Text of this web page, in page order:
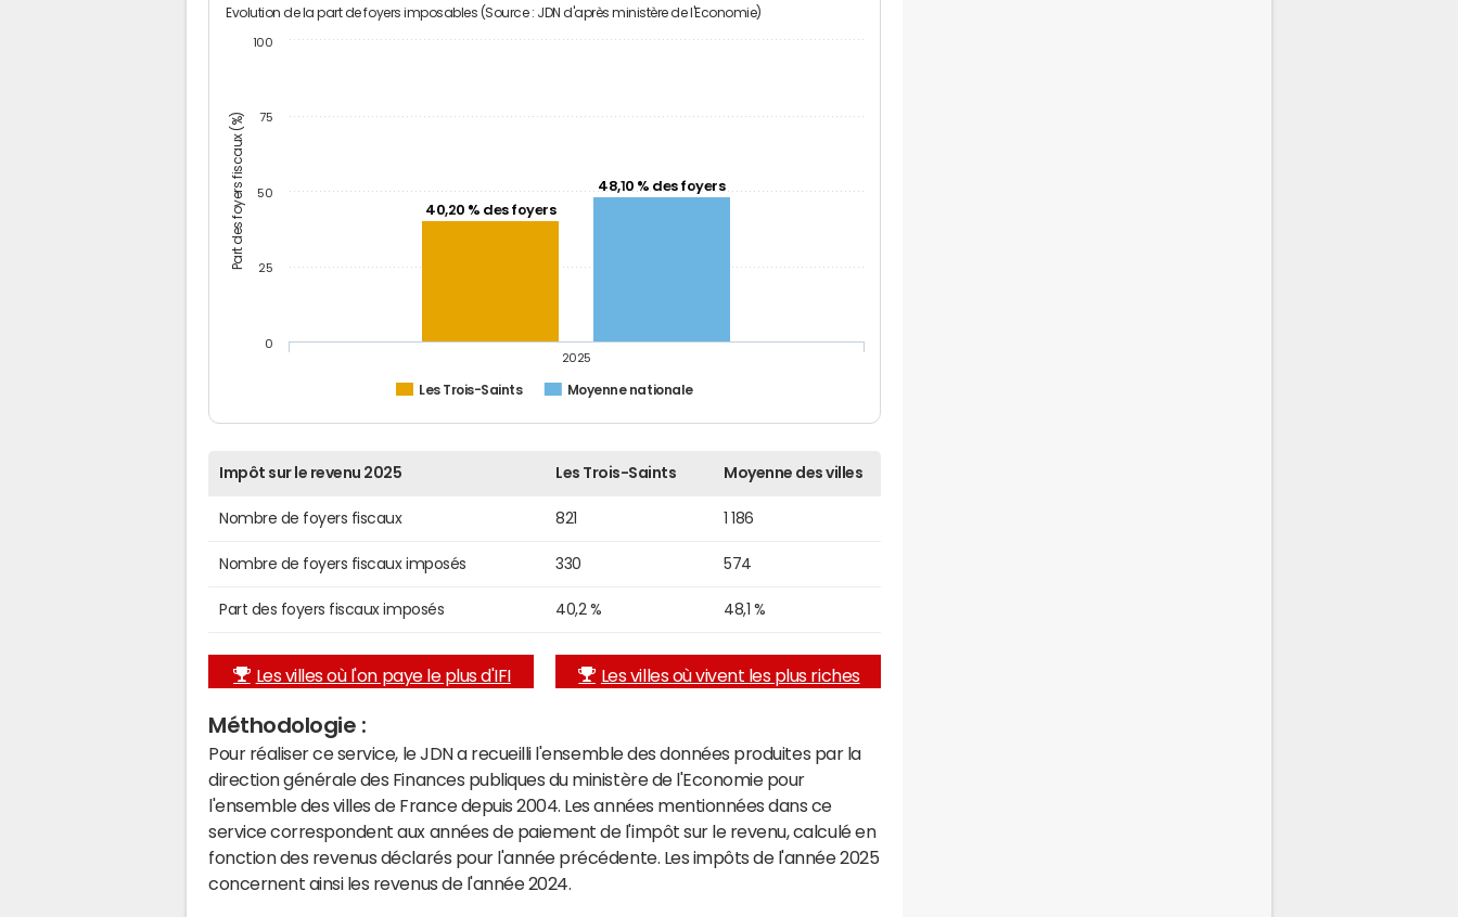
Part des foyers fiscaux (%)
Evolution de la part de foyers imposables (Source : JDN d'après ministère de l'Economie)
40,20 % des foyers
48,10 % des foyers
Les Trois-Saints Moyenne nationale
2025
0
25
50
75
100
Impôt sur le revenu 2025 Les Trois-Saints Moyenne des villes
Nombre de foyers fiscaux 821 1 186
Nombre de foyers fiscaux imposés 330 574
Part des foyers fiscaux imposés 40,2 % 48,1 %
Les villes où l'on paye le plus d'IFI Les villes où vivent les plus riches
Méthodologie :
Pour réaliser ce service, le JDN a recueilli l'ensemble des données produites par la
direction générale des Finances publiques du ministère de l'Economie pour
l'ensemble des villes de France depuis 2004. Les années mentionnées dans ce
service correspondent aux années de paiement de l'impôt sur le revenu, calculé en
fonction des revenus déclarés pour l'année précédente. Les impôts de l'année 2025
concernent ainsi les revenus de l'année 2024.